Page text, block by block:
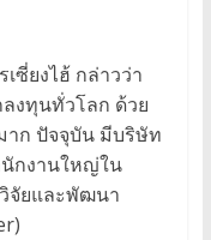
ซี่ยงไฮ้ กล่าวว่า
ลงทุนทั่วโลก ด้วย
าก ปัจจุบัน มีบริษัท
กงานใหญ่ใน
จัยและพัฒนา